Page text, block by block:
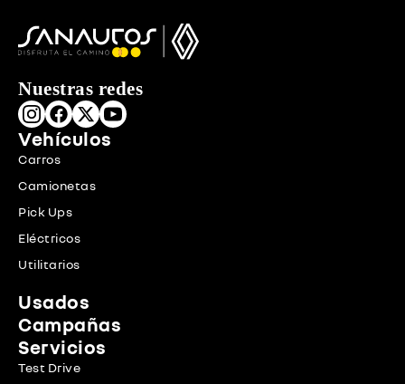
Nuestras redes
Vehículos
Carros
Camionetas
Pick Ups
Eléctricos
Utilitarios
Usados
Campañas
Servicios
Test Drive